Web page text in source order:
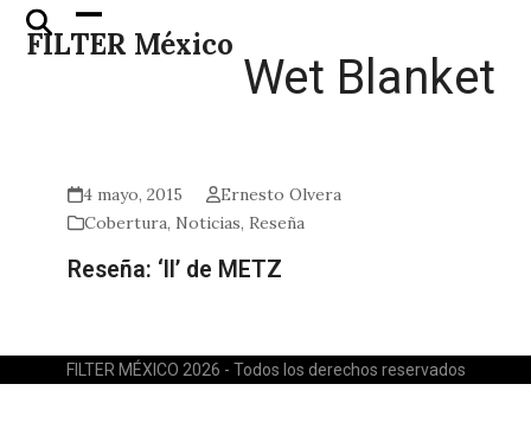
Skip
FILTER México
Open
mobile
Close
mobile
Wet Blanket
4 mayo, 2015
Ernesto Olvera
Cobertura, Noticias,Reseña
Reseña: ‘II’ de METZ
FILTER MÉXICO 2026 - Todos los derechos reservados